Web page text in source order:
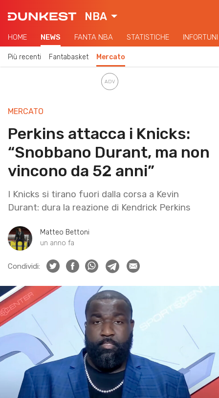
NBA
HOME NEWS FANTA NBA STATISTICHE INFORTUNI
Più recenti Fantabasket Mercato
MERCATO
Perkins attacca i Knicks:
“Snobbano Durant, ma non
vincono da 52 anni”
I Knicks si tirano fuori dalla corsa a Kevin
Durant: dura la reazione di Kendrick Perkins
Matteo Bettoni
un anno fa
Condividi: